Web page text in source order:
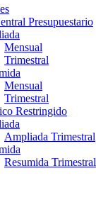
Presupuestario
Mensual
Trimestral
Mensual
Trimestral
Restringido
Ampliada Trimestral
Resumida Trimestral